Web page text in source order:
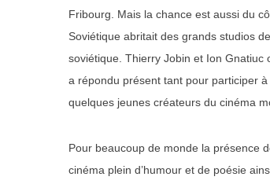
Fribourg. Mais la chance est aussi du
Soviétique abritait des grands studios
soviétique. Thierry Jobin et Ion
a répondu présent tant pour participer
quelques jeunes créateurs du cinéma
Pour beaucoup de monde la présence
cinéma plein d’humour et de poésie